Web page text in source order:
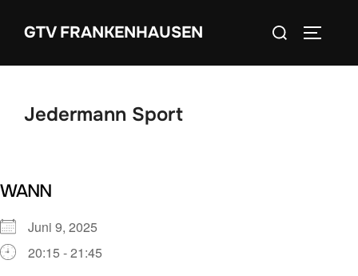
InhaltGTV FRANKENHAUSEN
Suchen
Jedermann Sport
WANN
Juni 9, 2025
20:15 - 21:45